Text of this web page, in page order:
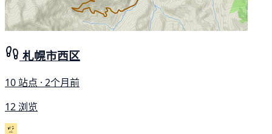
札幌市西区
10 站点 · 2个月前
12 浏览